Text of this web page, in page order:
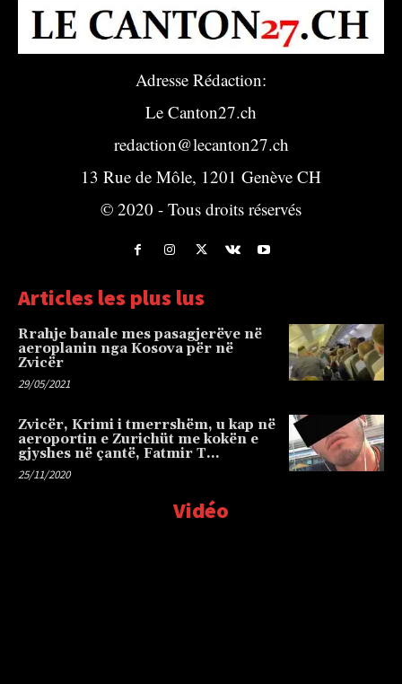
Adresse Rédaction:
Le Canton27.ch
redaction@lecanton27.ch
13 Rue de Môle, 1201 Genève CH
© 2020 - Tous droits réservés
Articles les plus lus
Rrahje banale mes pasagjerëve në
aeroplanin nga Kosova për në
Zvicër
29/05/2021
Zvicër, Krimi i tmerrshëm, u kap në
aeroportin e Zurichüt me kokën e
gjyshes në çantë, Fatmir T…
25/11/2020
Vidéo